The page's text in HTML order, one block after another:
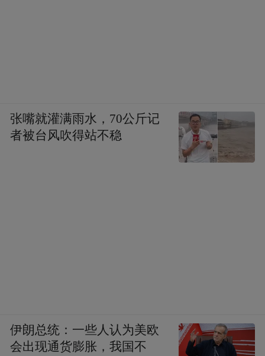
张嘴就灌满雨水，70公斤记
者被台风吹得站不稳
伊朗总统：一些人认为美欧
会出现通货膨胀，我国不